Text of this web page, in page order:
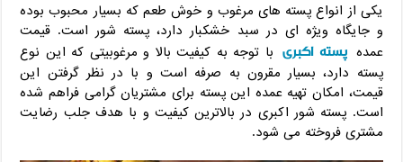
یکی از انواع پسته های مرغوب و خوش طعم که بسیار محبوب بوده
و جایگاه ویژه ای در سبد خشکبار دارد، پسته شور است. قیمت
عمده پسته اکبری با توجه به کیفیت بالا و مرغوبیتی که این نوع
پسته دارد، بسیار مقرون به صرفه است و با در نظر گرفتن این
قیمت، امکان تهیه عمده این پسته برای مشتریان گرامی فراهم شده
است. پسته شور اکبری در بالاترین کیفیت و با هدف جلب رضایت
مشتری فروخته می شود.